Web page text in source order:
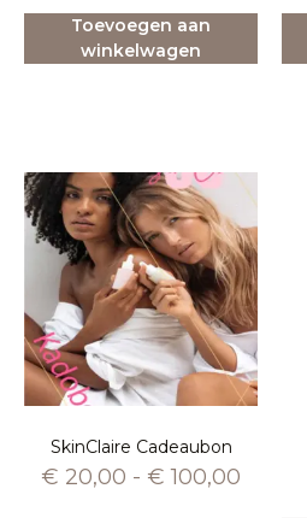
Toevoegen aan
winkelwagen
SkinClaire Cadeaubon
€ 20,00 - € 100,00